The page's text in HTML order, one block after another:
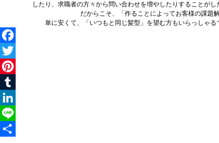
したり、求職者の方々から問い合わせを増やしたりすることが
だからこそ、「作ることによってお客様の課題
単に安くて、「いつもと同じ髪型」を望む方もいらっしゃ